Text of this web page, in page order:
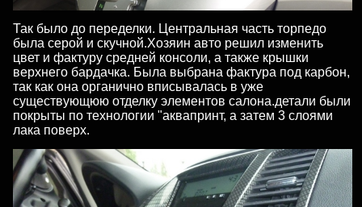
Так было до переделки. Центральная часть торпедо
была серой и скучной.Хозяин авто решил изменить
цвет и фактуру средней консоли, а также крышки
верхнего бардачка. Была выбрана фактура под карбон,
так как она органично вписывалась в уже
существующюю отделку элементов салона.детали были
покрыты по технологии "аквапринт, а затем 3 слоями
лака поверх.